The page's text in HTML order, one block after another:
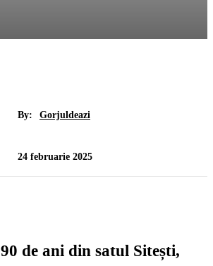
By: Gorjuldeazi
24 februarie 2025
90 de ani din satul Sitești,